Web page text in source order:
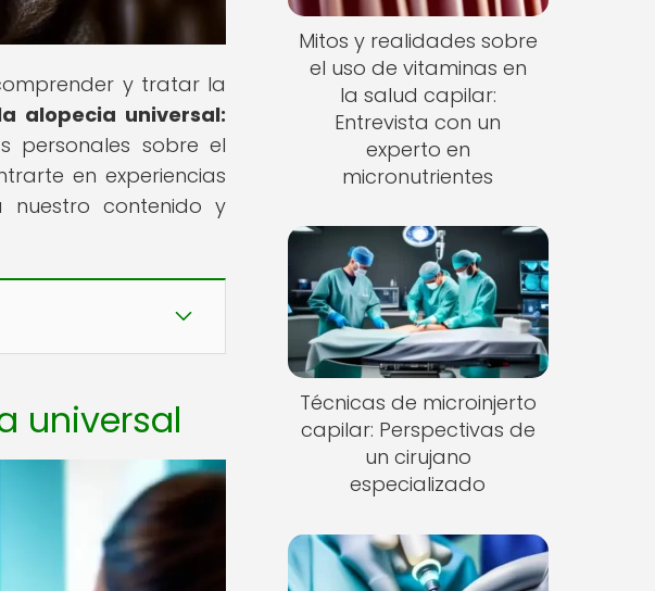
y tratar la
alopecia universal:
personales sobre el
en experiencias
nuestro contenido y
universal
Mitos y realidades sobre
el uso de vitaminas en
la salud capilar:
Entrevista con un
experto en
micronutrientes
Técnicas de microinjerto
capilar: Perspectivas de
un cirujano
especializado